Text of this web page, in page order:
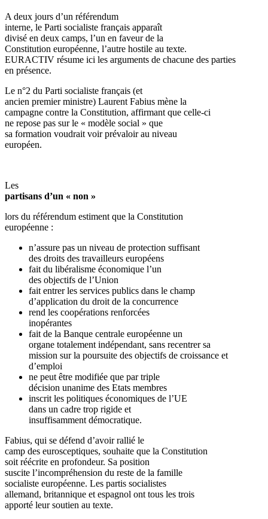
A deux jours d’un référendum
interne, le Parti socialiste français apparaît
divisé en deux camps, l’un en faveur de la
Constitution européenne, l’autre hostile au texte.
EURACTIV résume ici les arguments de chacune des parties
en présence.
Le n°2 du Parti socialiste français (et
ancien premier ministre) Laurent Fabius mène la
campagne contre la Constitution, affirmant que celle-ci
ne repose pas sur le « modèle social » que
sa formation voudrait voir prévaloir au niveau
européen.
Les
partisans d’un « non »
lors du référendum estiment que la Constitution
européenne :
n’assure pas un niveau de protection suffisant
des droits des travailleurs européens
fait du libéralisme économique l’un
des objectifs de l’Union
fait entrer les services publics dans le champ
d’application du droit de la concurrence
rend les coopérations renforcées
inopérantes
fait de la Banque centrale européenne un
organe totalement indépendant, sans recentrer sa
mission sur la poursuite des objectifs de croissance et
d’emploi
ne peut être modifiée que par triple
décision unanime des Etats membres
inscrit les politiques économiques de l’UE
dans un cadre trop rigide et
insuffisamment démocratique.
Fabius, qui se défend d’avoir rallié le
camp des eurosceptiques, souhaite que la Constitution
soit réécrite en profondeur. Sa position
suscite l’incompréhension du reste de la famille
socialiste européenne. Les partis socialistes
allemand, britannique et espagnol ont tous les trois
apporté leur soutien au texte.